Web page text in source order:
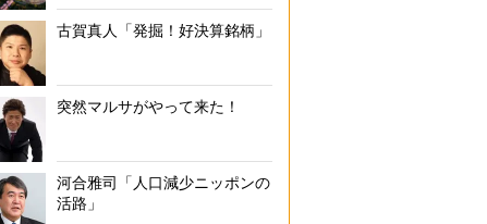
古賀真人「発掘！好決算銘柄」
突然マルサがやって来た！
河合雅司「人口減少ニッポンの
活路」